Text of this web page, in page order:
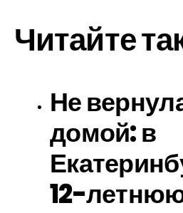
Читайте
Не
домой: в
12-